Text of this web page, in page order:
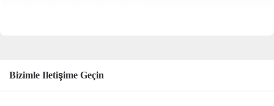
Bizimle Iletişime Geçin